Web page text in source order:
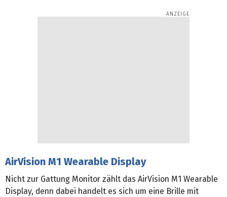
AirVision M1 Wearable Display
Nicht zur Gattung Monitor zählt das AirVision M1 Wearable
Display, denn dabei handelt es sich um eine Brille mit